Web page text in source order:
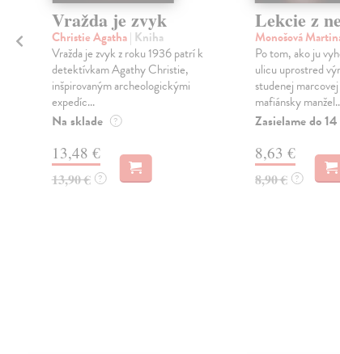
Vražda je zvyk
Christie Agatha| Kniha
Vražda je zvyk z roku 1936 patrí k
detektívkam Agathy Christie,
inšpirovaným archeologickými
expedíc...
Na sklade ?
13,48 €
13,90 € ?
Lekcie z
Monošová
Po tom, ako ju
ulicu uprostred
studenej
mafiánsky
Zasielame do
8,63 €
8,90 € ?